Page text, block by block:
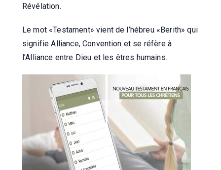
Révélation.
Le mot «Testament» vient de l’hébreu «Berith» qui
signifie Alliance, Convention et se réfère à
l’Alliance entre Dieu et les êtres humains.